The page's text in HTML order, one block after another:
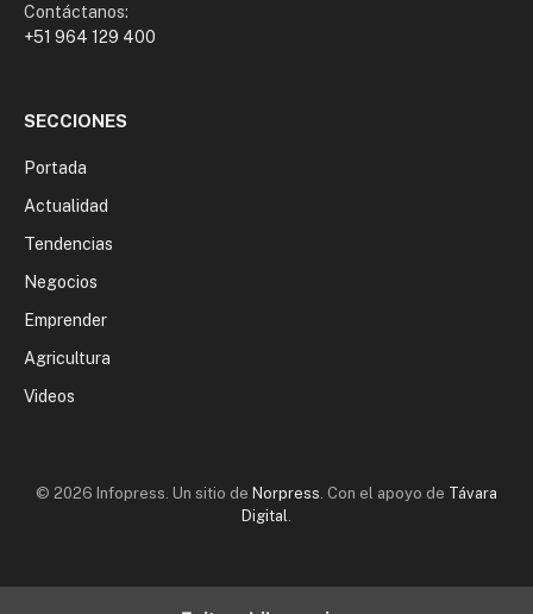
Contáctanos:
+51 964 129 400
SECCIONES
Portada
Actualidad
Tendencias
Negocios
Emprender
Agricultura
Videos
© 2026 Infopress. Un sitio de Norpress . Con el apoyo de Távara
Digital